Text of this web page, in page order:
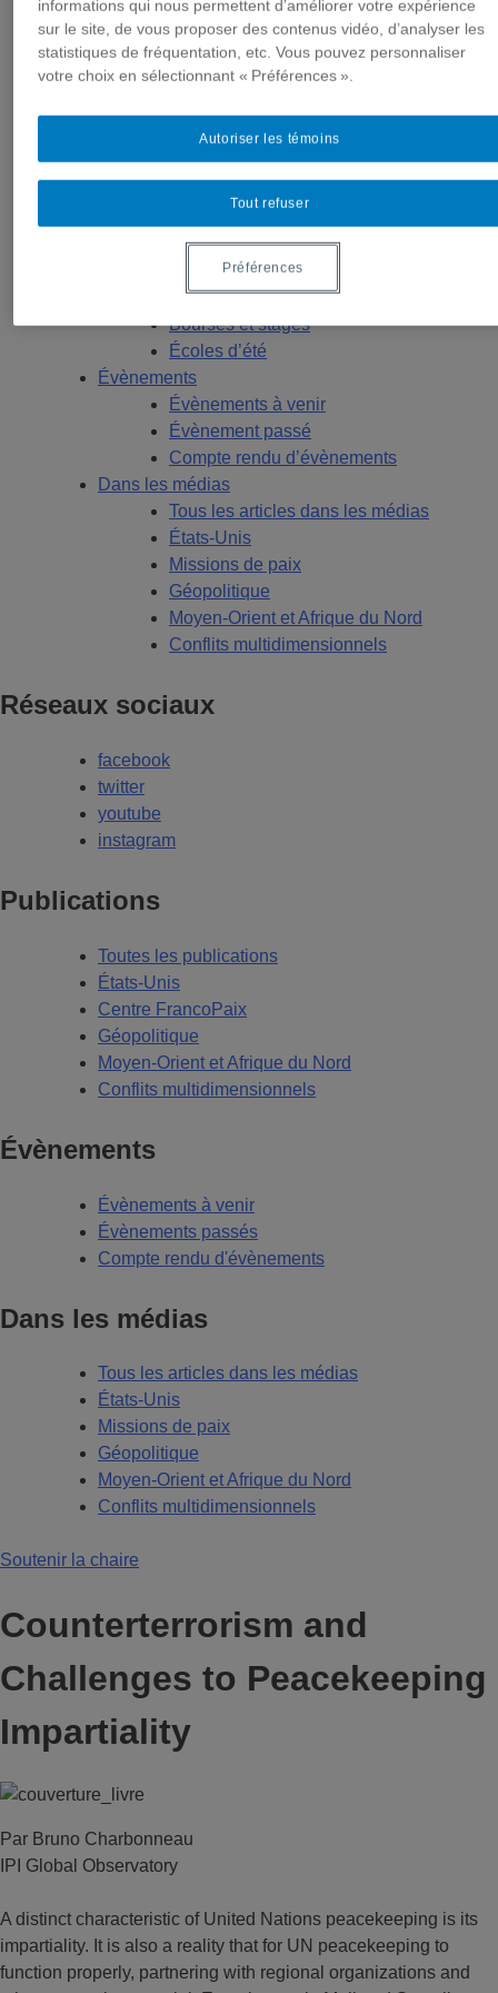
Moyen-Orient et Afrique du Nord
Conflits multidimensionnels
Publications
Toutes les publications
États-Unis
Centre FrancoPaix
Conflits multidimensionnels
Conférences personnalisées
Bourses et stages
Écoles d’été
Évènements
Évènements à venir
Évènement passé
Compte rendu d’évènements
Dans les médias
Tous les articles dans les médias
États-Unis
Missions de paix
Géopolitique
Moyen-Orient et Afrique du Nord
Conflits multidimensionnels
Réseaux sociaux
facebook
twitter
youtube
instagram
Publications
Toutes les publications
États-Unis
Centre FrancoPaix
Géopolitique
Moyen-Orient et Afrique du Nord
Conflits multidimensionnels
Évènements
Évènements à venir
Évènements passés
Compte rendu d'évènements
Dans les médias
Tous les articles dans les médias
États-Unis
Missions de paix
Géopolitique
Moyen-Orient et Afrique du Nord
Conflits multidimensionnels
Soutenir la chaire
Counterterrorism and
Challenges to Peacekeeping
Impartiality
Par Bruno Charbonneau
IPI Global Observatory
A distinct characteristic of United Nations peacekeeping is its
impartiality. It is also a reality that for UN peacekeeping to
function properly, partnering with regional organizations and
informations qui nous permettent d’améliorer votre expérience
sur le site, de vous proposer des contenus vidéo, d’analyser les
statistiques de fréquentation, etc. Vous pouvez personnaliser
votre choix en sélectionnant « Préférences ».
Tout refuser
Autoriser les témoins
Préférences